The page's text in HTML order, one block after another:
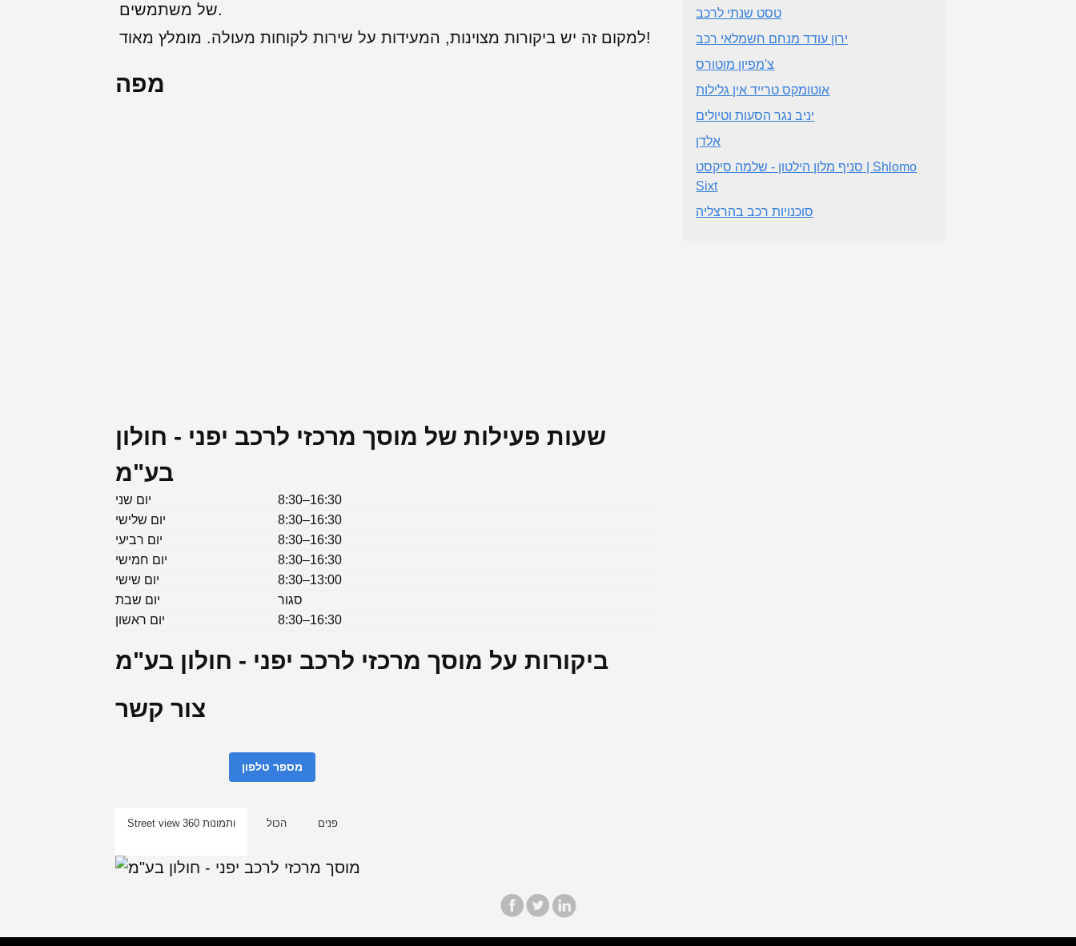
של משתמשים.
למקום זה יש ביקורות מצוינות, המעידות על שירות לקוחות מעולה. מומלץ מאוד!
מפה
שעות פעילות של מוסך מרכזי לרכב יפני - חולון
בע"מ
יום שני
8:30–16:30
יום שלישי
8:30–16:30
יום רביעי
8:30–16:30
יום חמישי
8:30–16:30
יום שישי
8:30–13:00
יום שבת
סגור
יום ראשון
8:30–16:30
ביקורות על מוסך מרכזי לרכב יפני - חולון בע"מ
צור קשר
מספר טלפון
Street view ותמונות 360 הכול פנים
טסט שנתי לרכב
ירון עודד מנחם חשמלאי רכב
צ'מפיון מוטורס
אוטומקס טרייד אין גלילות
יניב נגר הסעות וטיולים
אלדן
סניף מלון הילטון - שלמה סיקסט | Shlomo
Sixt
סוכנויות רכב בהרצליה